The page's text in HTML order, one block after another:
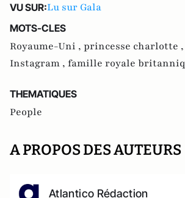
VU SUR:Lu sur Gala
MOTS-CLES
Royaume-Uni , princesse charlotte ,
Instagram , famille royale
THEMATIQUES
People
A PROPOS DES AUTEURS
Atlantico Rédaction